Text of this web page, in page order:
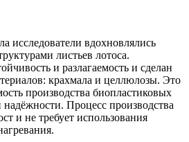
исследователи вдохновлялись
листьев лотоса.
и разлагаемость и сделан
крахмала и целлюлозы. Это
производства биопластиковых
Процесс производства
и не требует использования